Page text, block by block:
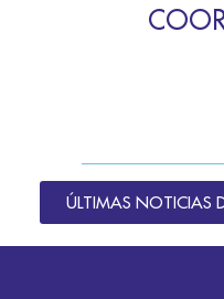
ÚLTIMAS NOTICIAS